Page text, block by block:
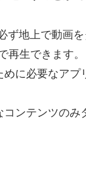
ず地上で動画
再生できます。
に必要なアプ
ンテンツのみ